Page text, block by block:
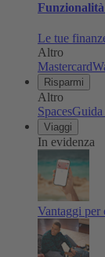
Le tue
Altro
Mastercard
Risparmi
Altro
SpacesGuida
Viaggi
In evidenza
Vantaggi per